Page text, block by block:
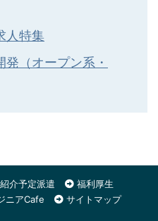
人特集
（オープン系・
紹介予定派遣
福利厚生
ニアCafe
サイトマップ